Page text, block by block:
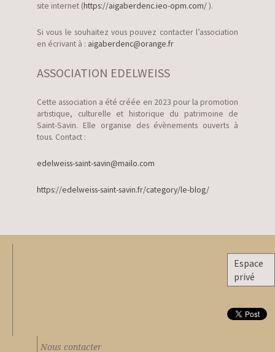
site internet (https://aigaberdenc.ieo-opm.com/).
Si vous le souhaitez vous pouvez contacter l’association
en écrivant à : aigaberdenc@orange.fr
ASSOCIATION EDELWEISS
Cette association a été créée en 2023 pour la promotion
artistique, culturelle et historique du patrimoine de
Saint-Savin. Elle organise des évènements ouverts à
tous. Contact :
edelweiss-saint-savin@mailo.com
https://edelweiss-saint-savin.fr/category/le-blog/
Nous contacter
Espace
privé